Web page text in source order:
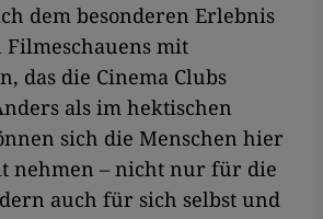
dem besonderen Erlebnis
mit
das die Cinema Clubs
als im hektischen
sich die Menschen hier
nehmen – nicht nur für die
auch für sich selbst und